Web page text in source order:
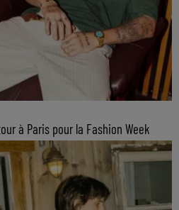
à Paris pour la Fashion Week